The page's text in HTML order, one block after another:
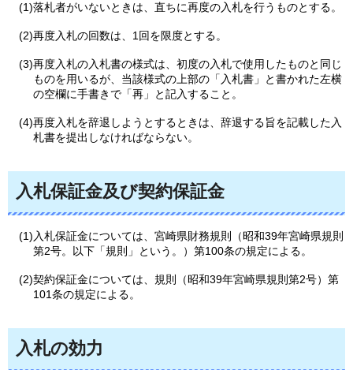
(1)落札者がいないときは、直ちに再度の入札を行うものとする。
(2)再度入札の回数は、1回を限度とする。
(3)再度入札の入札書の様式は、初度の入札で使用したものと同じ
ものを用いるが、当該様式の上部の「入札書」と書かれた左横
の空欄に手書きで「再」と記入すること。
(4)再度入札を辞退しようとするときは、辞退する旨を記載した入
札書を提出しなければならない。
入札保証金及び契約保証金
(1)入札保証金については、宮崎県財務規則（昭和39年宮崎県規則
第2号。以下「規則」という。）第100条の規定による。
(2)契約保証金については、規則（昭和39年宮崎県規則第2号）第
101条の規定による。
入札の効力